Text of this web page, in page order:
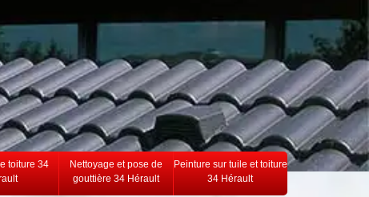
toiture 34
Nettoyage et pose de
gouttière 34 Hérault
Peinture sur tuile et toiture
34 Hérault